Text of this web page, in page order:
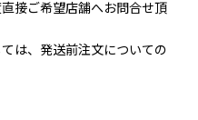
接ご希望店舗へお問合せ頂
は、発送前注文についての